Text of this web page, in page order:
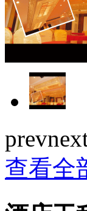
prev
查看全